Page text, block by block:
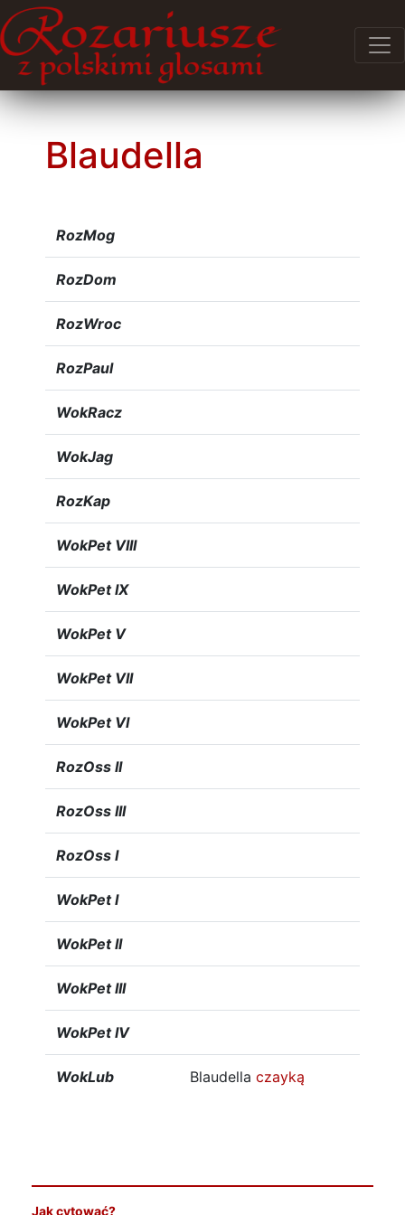
Blaudella
RozMog
RozDom
RozWroc
RozPaul
WokRacz
WokJag
RozKap
WokPet VIII
WokPet IX
WokPet V
WokPet VII
WokPet VI
RozOss II
RozOss III
RozOss I
WokPet I
WokPet II
WokPet III
WokPet IV
WokLub Blaudella czayką
Jak cytować?